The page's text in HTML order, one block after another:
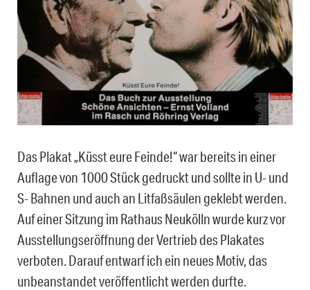
Das Plakat „Küsst eure Feinde!“ war bereits in einer
Auflage von 1000 Stück gedruckt und sollte in U- und
S- Bahnen und auch an Litfaßsäulen geklebt werden.
Auf einer Sitzung im Rathaus Neukölln wurde kurz vor
Ausstellungseröffnung der Vertrieb des Plakates
verboten. Darauf entwarf ich ein neues Motiv, das
unbeanstandet veröffentlicht werden durfte.